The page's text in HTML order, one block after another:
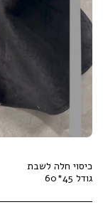
גודל 45*60